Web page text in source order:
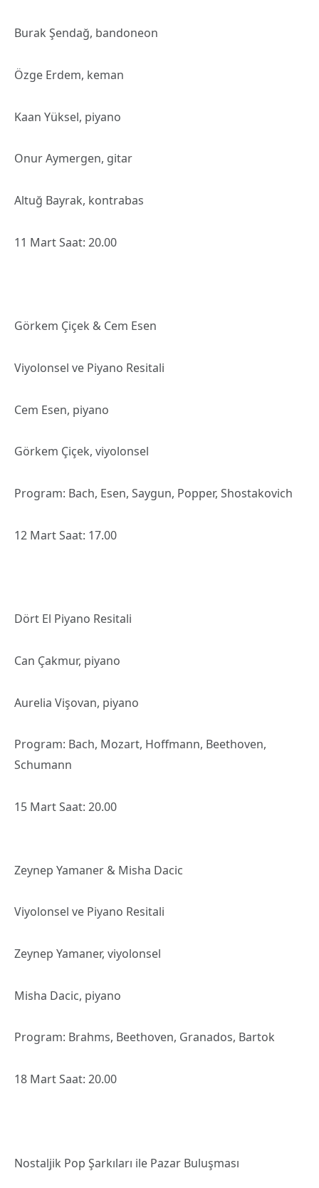
Burak Şendağ, bandoneon
Özge Erdem, keman
Kaan Yüksel, piyano
Onur Aymergen, gitar
Altuğ Bayrak, kontrabas
11 Mart Saat: 20.00
Görkem Çiçek & Cem Esen
Viyolonsel ve Piyano Resitali
Cem Esen, piyano
Görkem Çiçek, viyolonsel
Program: Bach, Esen, Saygun, Popper, Shostakovich
12 Mart Saat: 17.00
Dört El Piyano Resitali
Can Çakmur, piyano
Aurelia Vişovan, piyano
Program: Bach, Mozart, Hoffmann, Beethoven,
Schumann
15 Mart Saat: 20.00
Zeynep Yamaner & Misha Dacic
Viyolonsel ve Piyano Resitali
Zeynep Yamaner, viyolonsel
Misha Dacic, piyano
Program: Brahms, Beethoven, Granados, Bartok
18 Mart Saat: 20.00
Nostaljik Pop Şarkıları ile Pazar Buluşması